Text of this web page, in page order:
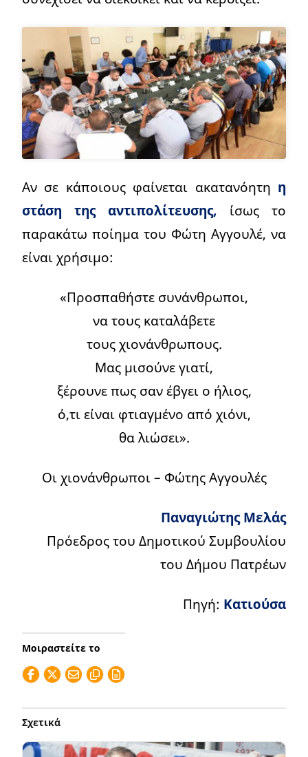
Αν σε κάποιους φαίνεται ακατανόητη η
στάση της αντιπολίτευσης, ίσως το
παρακάτω ποίημα του Φώτη Αγγουλέ, να
είναι χρήσιμο:
«Προσπαθήστε συνάνθρωποι,
να τους καταλάβετε
τους χιονάνθρωπους.
Μας μισούνε γιατί,
ξέρουνε πως σαν έβγει ο ήλιος,
ό,τι είναι φτιαγμένο από χιόνι,
θα λιώσει».
Οι χιονάνθρωποι – Φώτης Αγγουλές
Παναγιώτης Μελάς
Πρόεδρος του Δημοτικού Συμβουλίου
του Δήμου Πατρέων
Πηγή: Κατιούσα
Μοιραστείτε το
Σχετικά